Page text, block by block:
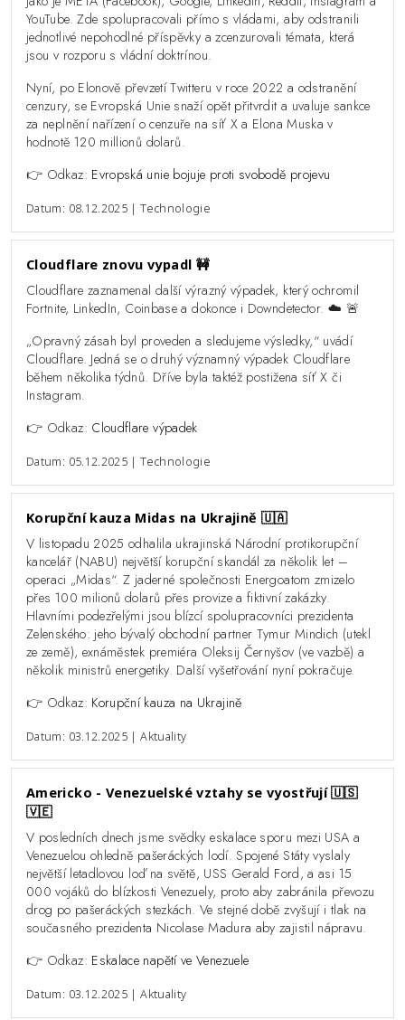
YouTube. Zde spolupracovali přímo s vládami, aby odstranili
jednotlivé nepohodlné příspěvky a zcenzurovali témata, která
jsou v rozporu s vládní doktrínou.
Nyní, po Elonově převzetí Twitteru v roce 2022 a odstranění
cenzury, se Evropská Unie snaží opět přitvrdit a uvaluje sankce
za neplnění nařízení o cenzuře na síť X a Elona Muska v
hodnotě 120 millionů dolarů.
👉 Odkaz: Evropská unie bojuje proti svobodě projevu
Datum: 08.12.2025 | Technologie
Cloudflare znovu vypadl 🚧
Cloudflare zaznamenal další výrazný výpadek, který ochromil
Fortnite, LinkedIn, Coinbase a dokonce i Downdetector. ☁️ 🚨
„Opravný zásah byl proveden a sledujeme výsledky,“ uvádí
Cloudflare. Jedná se o druhý významný výpadek Cloudflare
během několika týdnů. Dříve byla taktéž postižena síť X či
Instagram.
👉 Odkaz: Cloudflare výpadek
Datum: 05.12.2025 | Technologie
Korupční kauza Midas na Ukrajině 🇺🇦
V listopadu 2025 odhalila ukrajinská Národní protikorupční
kancelář (NABU) největší korupční skandál za několik let –
operaci „Midas“. Z jaderné společnosti Energoatom zmizelo
přes 100 milionů dolarů přes provize a fiktivní zakázky.
Hlavními podezřelými jsou blízcí spolupracovníci prezidenta
Zelenského: jeho bývalý obchodní partner Tymur Mindich (utekl
ze země), exnáměstek premiéra Oleksij Černyšov (ve vazbě) a
několik ministrů energetiky. Další vyšetřování nyní pokračuje.
👉 Odkaz: Korupční kauza na Ukrajině
Datum: 03.12.2025 | Aktuality
Americko - Venezuelské vztahy se vyostřují 🇺🇸
🇻🇪
V posledních dnech jsme svědky eskalace sporu mezi USA a
Venezuelou ohledně pašeráckých lodí. Spojené Státy vyslaly
největší letadlovou loď na světě, USS Gerald Ford, a asi 15
000 vojáků do blízkosti Venezuely, proto aby zabránila převozu
drog po pašeráckých stezkách. Ve stejné době zvyšují i tlak na
současného prezidenta Nicolase Madura aby zajistil nápravu.
👉 Odkaz: Eskalace napětí ve Venezuele
Datum: 03.12.2025 | Aktuality